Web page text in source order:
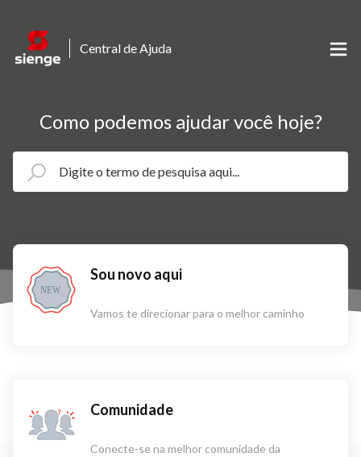
Central de Ajuda
Como podemos ajudar você hoje?
NEW
Sou novo aqui
Vamos te direcionar para o melhor caminho
Comunidade
Conecte-se na melhor comunidade da